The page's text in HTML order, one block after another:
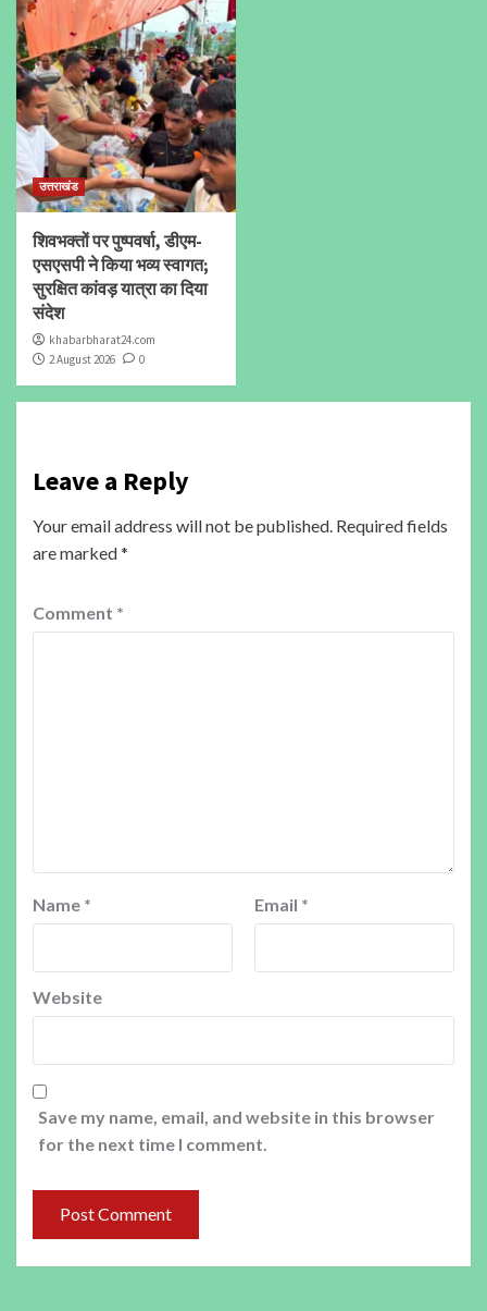
उत्तराखंड
शिवभक्तों पर पुष्पवर्षा, डीएम-
एसएसपी ने किया भव्य स्वागत;
सुरक्षित कांवड़ यात्रा का दिया
संदेश
khabarbharat24.com
2 August 2026
0
Leave a Reply
Your email address will not be published. Required fields
are marked*
Comment *
Name * Email *
Website
Save my name, email, and website in this browser
for the next time I comment.